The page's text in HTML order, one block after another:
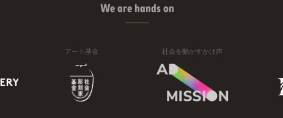
We are hands on
アート基金 社会を動かすかけ声